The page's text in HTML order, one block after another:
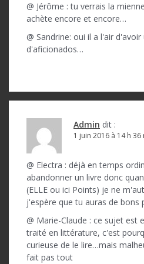
@ Jérôme : tu verrais la
achète encore et encore…
@ Sandrine: oui il a l'air
d'aficionados…
Admin dit :
1 juin 2016 à 14 h 36
@ Electra : déjà en temps
abandonner un livre donc
(ELLE ou ici Points) je ne
j'espère que tu auras de bons
@ Marie-Claude : ce sujet est
traité en littérature, c'est
curieuse de le lire…mais
fait pas tout